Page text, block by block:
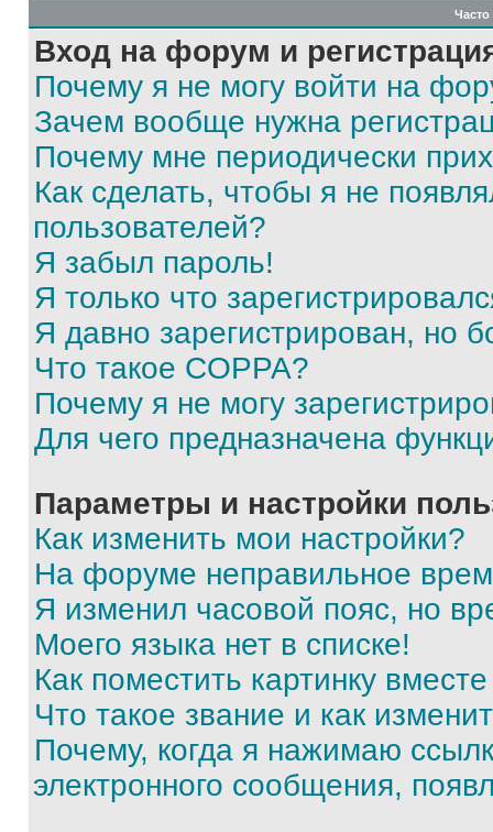
Вход на форум и
Почему я не могу войти на
Зачем вообще нужна
Почему мне периодически
Как сделать, чтобы я не
пользователей?
Я забыл пароль!
Я только что
Я давно зарегистрирован, но
Что такое COPPA?
Почему я не могу
Для чего предназначена
Параметры и настройки
Как изменить мои настройки?
На форуме неправильное
Я изменил часовой пояс, но
Моего языка нет в списке!
Как поместить картинку
Что такое звание и как
Почему, когда я нажимаю
электронного сообщения,